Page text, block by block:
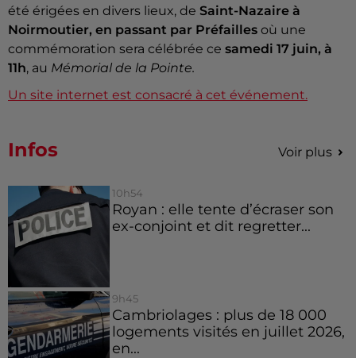
été érigées en divers lieux, de Saint-Nazaire à
Noirmoutier, en passant par Préfailles où une
commémoration sera célébrée ce samedi 17 juin, à
11h, au Mémorial de la Pointe.
Un site internet est consacré à cet événement.
Infos Voir plus
10h54
Royan : elle tente d’écraser son
ex-conjoint et dit regretter...
9h45
Cambriolages : plus de 18 000
logements visités en juillet 2026,
en...